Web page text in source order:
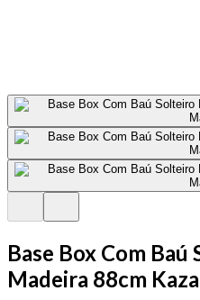
Base Box Com
Madeira 88cm